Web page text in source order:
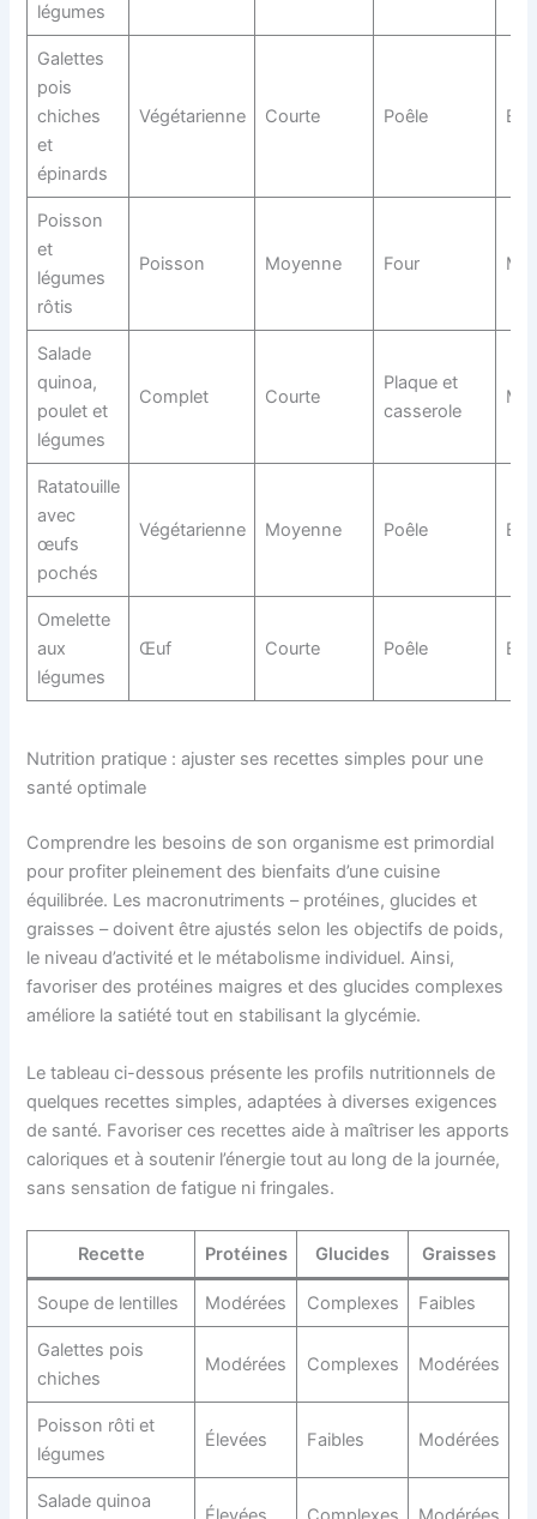
légumes
Galettes
pois
chiches
et
épinards
Végétarienne Courte Poêle
Poisson
et
légumes
rôtis
Poisson Moyenne Four
Salade
quinoa,
poulet et
légumes
Complet Courte
Plaque et
casserole
Ratatouille
avec
œufs
pochés
Végétarienne Moyenne Poêle
Omelette
aux
légumes
Œuf Courte Poêle
Nutrition pratique : ajuster ses recettes simples pour une
santé optimale
Comprendre les besoins de son organisme est primordial
pour profiter pleinement des bienfaits d’une cuisine
équilibrée. Les macronutriments – protéines, glucides et
graisses – doivent être ajustés selon les objectifs de poids,
le niveau d’activité et le métabolisme individuel. Ainsi,
favoriser des protéines maigres et des glucides complexes
améliore la satiété tout en stabilisant la glycémie.
Le tableau ci-dessous présente les profils nutritionnels de
quelques recettes simples, adaptées à diverses exigences
de santé. Favoriser ces recettes aide à maîtriser les apports
caloriques et à soutenir l’énergie tout au long de la journée,
sans sensation de fatigue ni fringales.
Recette Protéines Glucides Graisses
Soupe de lentilles Modérées Complexes Faibles
Galettes pois
chiches
Modérées Complexes Modérées
Poisson rôti et
légumes
Élevées Faibles Modérées
Salade quinoa